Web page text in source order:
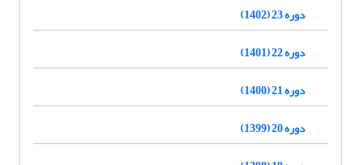
دوره 23 (1402)
دوره 22 (1401)
دوره 21 (1400)
دوره 20 (1399)